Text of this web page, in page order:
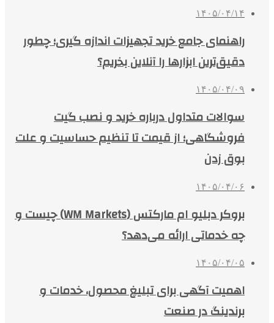
۱۴۰۵/۰۴/۱۴
راهنمای جامع خرید تجهیزات اندازه گیری؛ چطور
دقیق‌ترین ابزارها را آنلاین بخریم؟
۱۴۰۵/۰۴/۰۹
سوالات متداول درباره خرید و نصب گیت
فروشگاهی؛ از قیمت تا تنظیم حساسیت و علت
بوق زدن
۱۴۰۵/۰۴/۰۶
بروکر دبلیو ام مارکتس (WM Markets) چیست و
چه خدماتی ارائه می‌دهد؟
۱۴۰۵/۰۴/۰۵
اهمیت آگهی برای تبلیغ محصول، خدمات و
برندینگ در صنعت